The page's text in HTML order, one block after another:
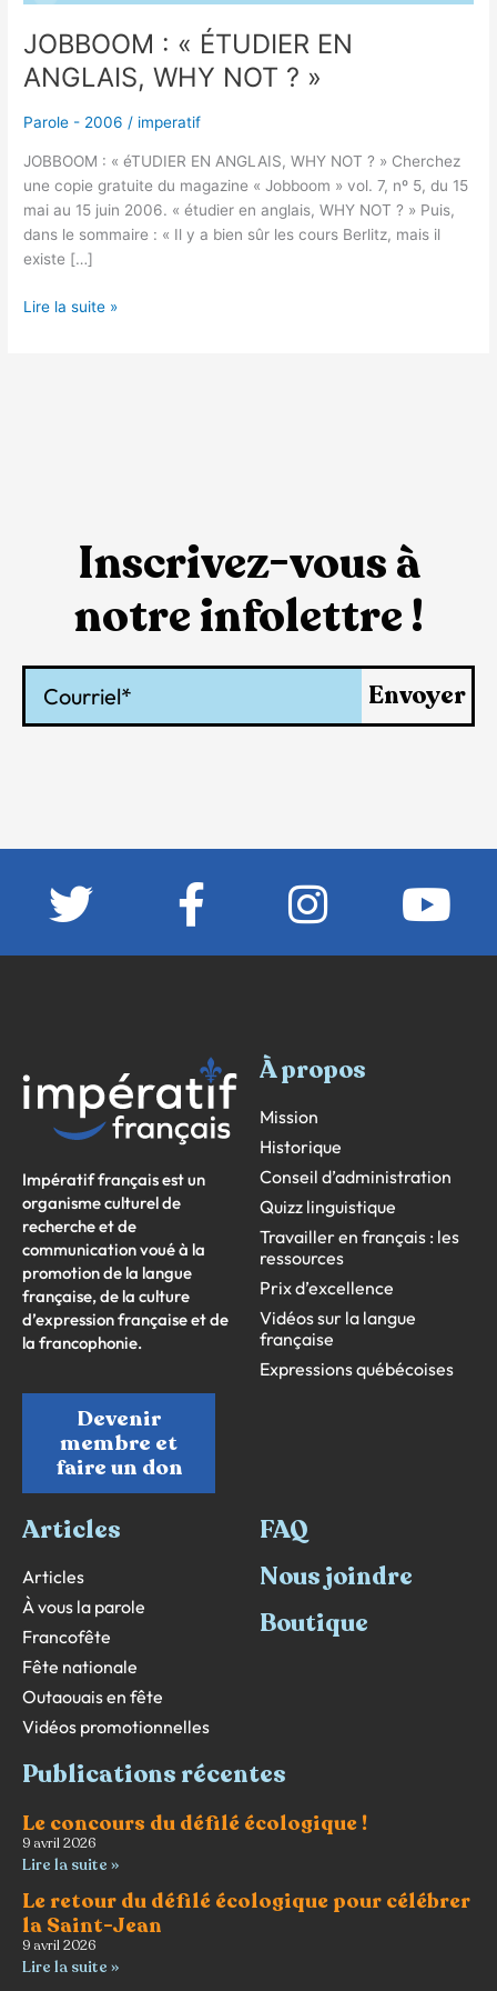
JOBBOOM : « ÉTUDIER EN
ANGLAIS, WHY NOT ? »
Parole - 2006 / imperatif
JOBBOOM : « éTUDIER EN ANGLAIS, WHY NOT ? » Cherchez
une copie gratuite du magazine « Jobboom » vol. 7, nº 5, du 15
mai au 15 juin 2006. « étudier en anglais, WHY NOT ? » Puis,
dans le sommaire : « Il y a bien sûr les cours Berlitz, mais il
existe […]
Lire la suite »
Inscrivez-vous à
notre infolettre !
Envoyer
Impératif français est un
organisme culturel de
recherche et de
communication voué à la
promotion de la langue
française, de la culture
d’expression française et de
la francophonie.
Devenir
membre et
faire un don
À propos
Mission
Historique
Conseil d’administration
Quizz linguistique
Travailler en français : les
ressources
Prix d’excellence
Vidéos sur la langue
française
Expressions québécoises
Articles
Articles
À vous la parole
Francofête
Fête nationale
Outaouais en fête
Vidéos promotionnelles
FAQ
Nous joindre
Boutique
Publications récentes
Le concours du défilé écologique !
9 avril 2026
Lire la suite »
Le retour du défilé écologique pour célébrer
la Saint-Jean
9 avril 2026
Lire la suite »